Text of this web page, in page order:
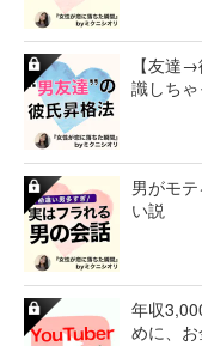
【友達
識しち
男がモ
い説
年収
めに、お